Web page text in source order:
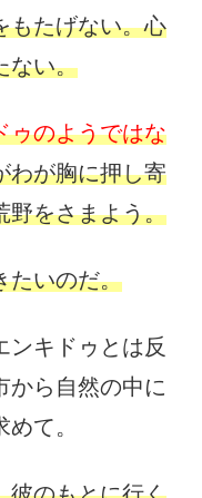
もたげない。心
ない。
ゥのようではな
わが胸に押し寄
野をさまよう。
たいのだ。
ンキドゥとは反
から自然の中に
て。